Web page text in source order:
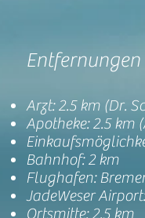
Entfernungen
Arzt: 2.5 km (Dr.
Apotheke: 2.5 km
Bahnhof: 2 km
Flughafen:
JadeWeser
Ortsmitte: 2.5 km